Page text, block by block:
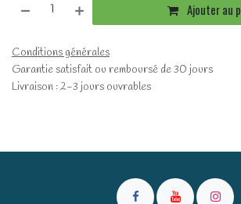
Ajouter au
Conditions générales
Garantie satisfait ou remboursé de 30 jours
Livraison : 2-3 jours ouvrables